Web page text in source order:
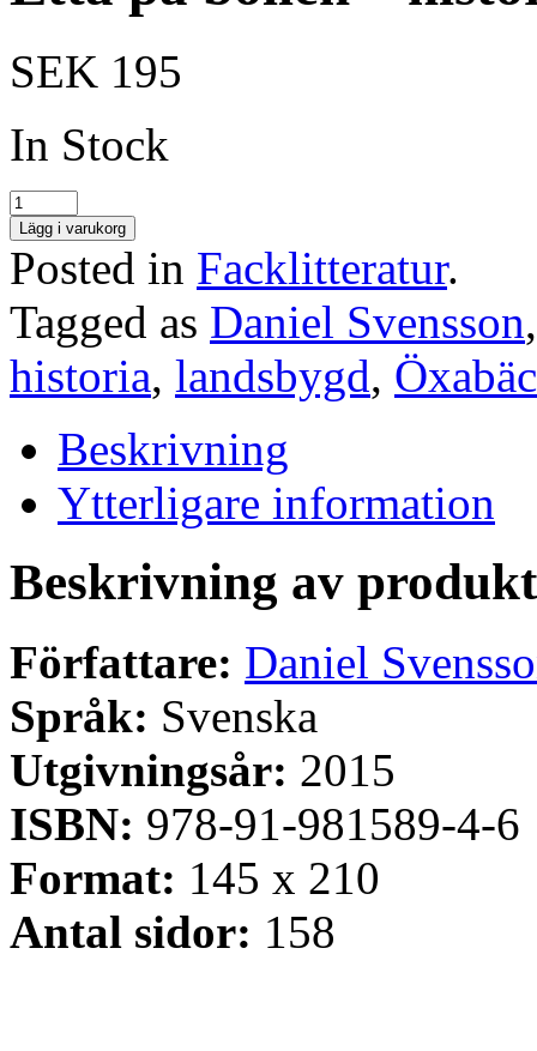
SEK 195
In Stock
Lägg i varukorg
Posted in Facklitteratur.
Tagged as Daniel Svensson
historia, landsbygd,
Beskrivning
Ytterligare information
Beskrivning av produkt
Författare: Daniel
Språk: Svenska
Utgivningsår: 2015
ISBN: 978-91-981589-4-6
Format: 145 x 210
Antal sidor: 158